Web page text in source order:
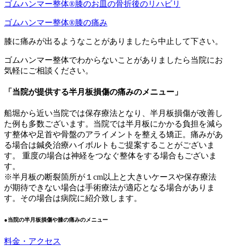
ゴムハンマー整体®︎膝のお皿の骨折後のリハビリ
ゴムハンマー整体®️膝の痛み
膝に痛みが出るようなことがありましたら中止して下さい。
ゴムハンマー整体でわからないことがありましたら当院にお
気軽にご相談ください。
「当院が提供する半月板損傷の痛みのメニュー」
船堀から近い当院では保存療法となり、半月板損傷が改善し
た例も多数ございます。当院では半月板にかかる負担を減ら
す整体や足首や骨盤のアライメントを整える矯正。痛みがあ
る場合は鍼灸治療ハイボルトもご提案することがございま
す。 重度の場合は神経をつなぐ整体をする場合もございま
す。
※半月板の断裂箇所が１cm以上と大きいケースや保存療法
が期待できない場合は手術療法が適応となる場合がありま
す。その場合は病院に紹介致します。
●当院の半月板損傷や膝の痛みのメニュー
料金・アクセス